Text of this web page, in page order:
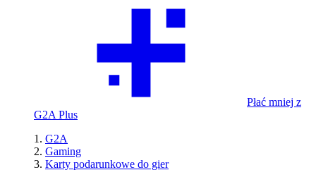
Płać mniej z
G2A Plus
G2A
Gaming
Karty podarunkowe do gier